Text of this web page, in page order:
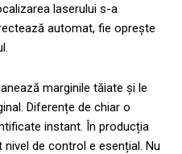
laserului s-a
automat, fie oprește
marginile tăiate și le
Diferențe de chiar o
instant. În producția
de control e esențial. Nu